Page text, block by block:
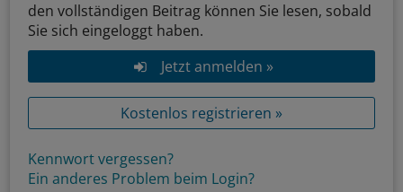
den vollständigen Beitrag können Sie lesen, sobald
Sie sich eingeloggt haben.
Jetzt anmelden »
Kostenlos registrieren »
Kennwort vergessen?
Ein anderes Problem beim Login?